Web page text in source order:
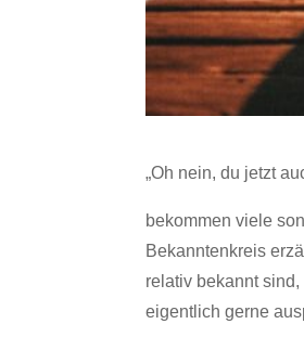
„Oh nein, du jetzt
bekommen viele
Bekanntenkreis
relativ bekannt
eigentlich gerne